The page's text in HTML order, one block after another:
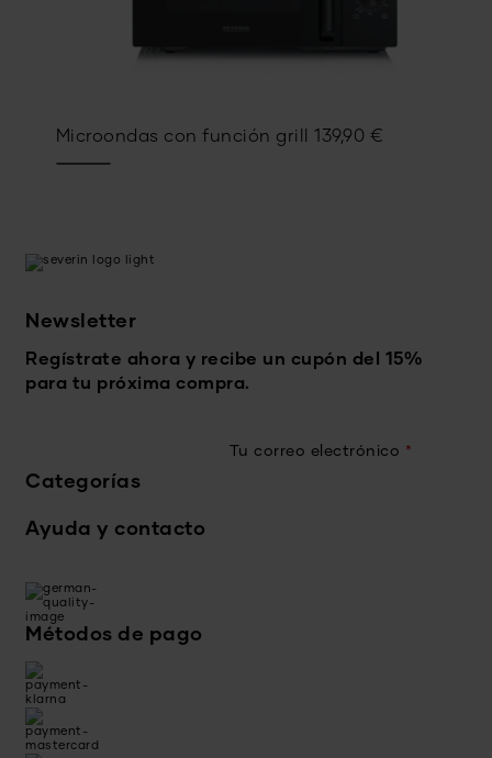
Microondas con función grill 139,90 €
Newsletter
Regístrate ahora y recibe un cupón del 15%
para tu próxima compra.
Tu correo electrónico *
Categorías
Ayuda y contacto
Métodos de pago